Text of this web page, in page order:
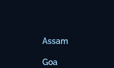
Assam
Goa